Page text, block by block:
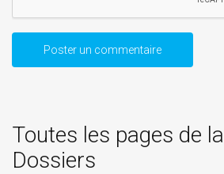
Toutes les pages de
Dossiers